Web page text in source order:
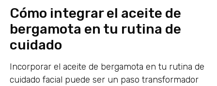
Cómo integrar el aceite de
bergamota en tu rutina de
cuidado
Incorporar el aceite de bergamota en tu rutina de
cuidado facial puede ser un paso transformador